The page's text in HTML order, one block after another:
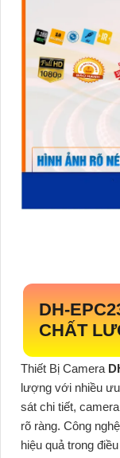
DH-
CHẤT
Thiết Bị Camera
lượng với nhiều
sát chi tiết,
rõ ràng. Công
hiệu quả trong